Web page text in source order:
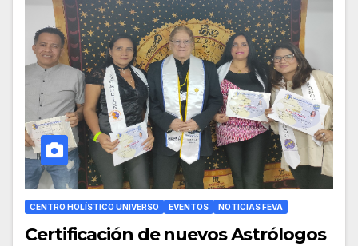
CENTRO HOLÍSTICO UNIVERSO EVENTOS NOTICIAS FEVA
Certificación de nuevos Astrólogos